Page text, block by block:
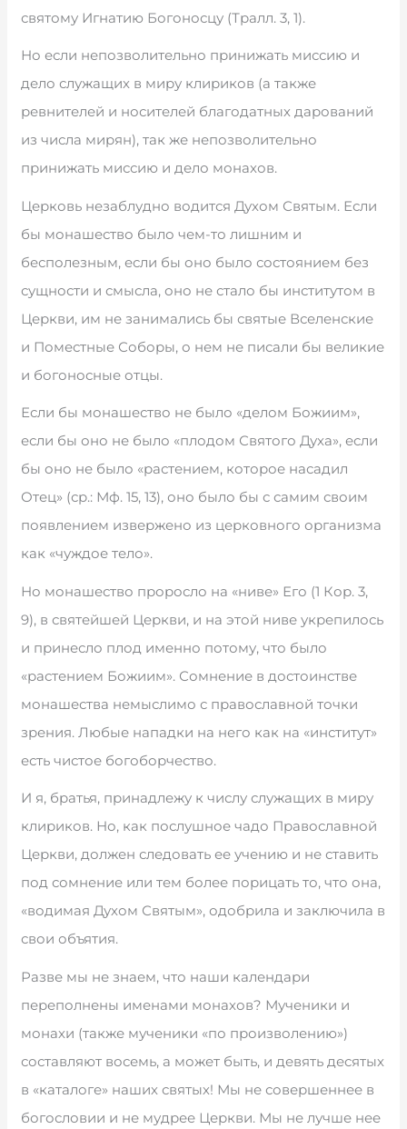
святому Игнатию Богоносцу (Тралл. 3, 1).
Но если непозволительно принижать миссию и
дело служащих в миру клириков (а также
ревнителей и носителей благодатных дарований
из числа мирян), так же непозволительно
принижать миссию и дело монахов.
Церковь незаблудно водится Духом Святым. Если
бы монашество было чем-то лишним и
бесполезным, если бы оно было состоянием без
сущности и смысла, оно не стало бы институтом в
Церкви, им не занимались бы святые Вселенские
и Поместные Соборы, о нем не писали бы великие
и богоносные отцы.
Если бы монашество не было «делом Божиим»,
если бы оно не было «плодом Святого Духа», если
бы оно не было «растением, которое насадил
Отец» (ср.: Мф. 15, 13), оно было бы с самим своим
появлением извержено из церковного организма
как «чуждое тело».
Но монашество проросло на «ниве» Его (1 Кор. 3,
9), в святейшей Церкви, и на этой ниве укрепилось
и принесло плод именно потому, что было
«растением Божиим». Сомнение в достоинстве
монашества немыслимо с православной точки
зрения. Любые нападки на него как на «институт»
есть чистое богоборчество.
И я, братья, принадлежу к числу служащих в миру
клириков. Но, как послушное чадо Православной
Церкви, должен следовать ее учению и не ставить
под сомнение или тем более порицать то, что она,
«водимая Духом Святым», одобрила и заключила в
свои объятия.
Разве мы не знаем, что наши календари
переполнены именами монахов? Мученики и
монахи (также мученики «по произволению»)
составляют восемь, а может быть, и девять десятых
в «каталоге» наших святых! Мы не совершеннее в
богословии и не мудрее Церкви. Мы не лучше нее